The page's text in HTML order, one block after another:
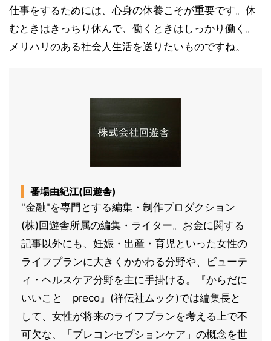
仕事をするためには、心身の休養こそが重要です。休
むときはきっちり休んで、働くときはしっかり働く。
メリハリのある社会人生活を送りたいものですね。
番場由紀江(回遊舎)
"金融"を専門とする編集・制作プロダクション
(株)回遊舎所属の編集・ライター。お金に関する
記事以外にも、妊娠・出産・育児といった女性の
ライフプランに大きくかかわる分野や、ビューテ
ィ・ヘルスケア分野を主に手掛ける。『からだに
いいこと preco』(祥伝社ムック)では編集長と
して、女性が将来のライフプランを考える上で不
可欠な、「プレコンセプションケア」の概念を世